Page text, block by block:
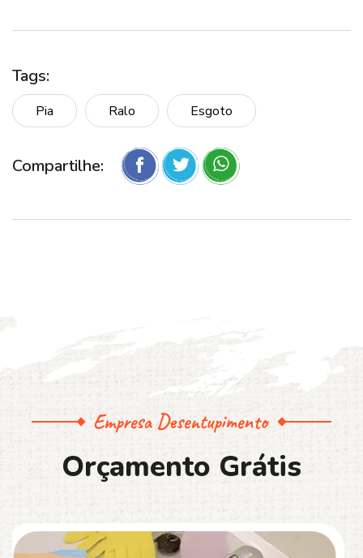
Tags:
Pia Ralo Esgoto
Compartilhe:
Empresa Desentupimento
Orçamento Grátis